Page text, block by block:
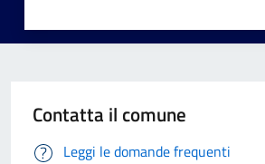
Contatta il comune
Leggi le domande frequenti